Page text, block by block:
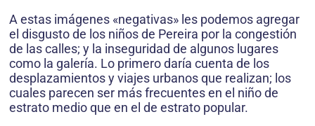
A estas imágenes «negativas» les podemos agregar
el disgusto de los niños de Pereira por la congestión
de las calles; y la inseguridad de algunos lugares
como la galería. Lo primero daría cuenta de los
desplazamientos y viajes urbanos que realizan; los
cuales parecen ser más frecuentes en el niño de
estrato medio que en el de estrato popular.